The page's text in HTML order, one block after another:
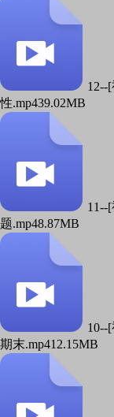
12--
性.mp439.02MB
11--
题.mp48.87MB
10--
期末.mp412.15MB